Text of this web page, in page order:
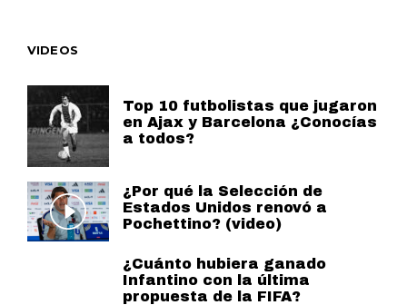
VIDEOS
Top 10 futbolistas que jugaron
en Ajax y Barcelona ¿Conocías
a todos?
¿Por qué la Selección de
Estados Unidos renovó a
Pochettino? (video)
¿Cuánto hubiera ganado
Infantino con la última
propuesta de la FIFA?